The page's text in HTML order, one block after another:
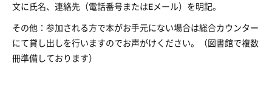
文に氏名、連絡先（電話番号またはEメール）を明記。
その他：参加される方で本がお手元にない場合は総合カウンター
にて貸し出しを行いますのでお声がけください。（図書館で複数
冊準備しております）